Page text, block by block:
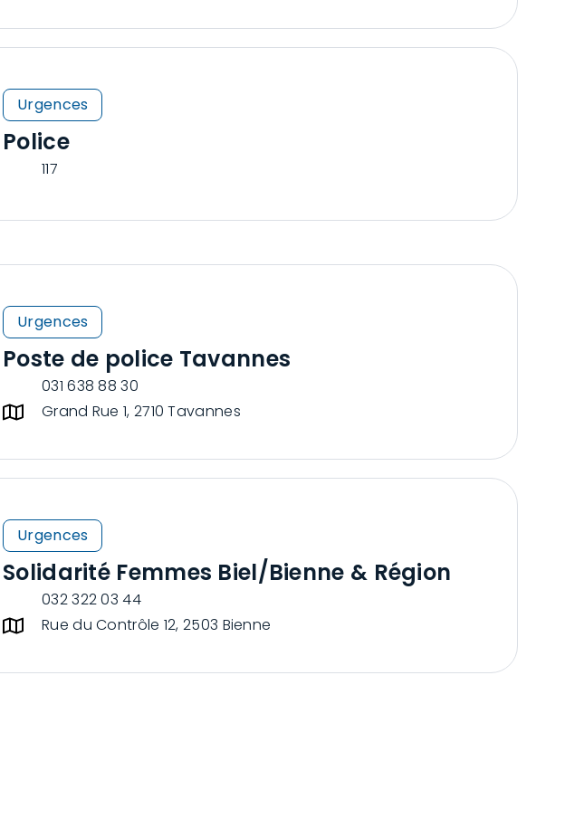
Urgences
Police
117
Urgences
Poste de police Tavannes
031 638 88 30
Grand Rue 1, 2710 Tavannes
Urgences
Solidarité Femmes Biel/Bienne & Région
032 322 03 44
Rue du Contrôle 12, 2503 Bienne